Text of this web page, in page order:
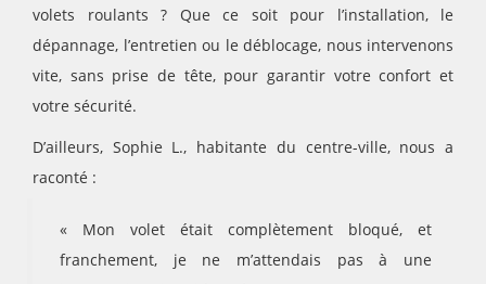
volets roulants ? Que ce soit pour l’installation, le
dépannage, l’entretien ou le déblocage, nous intervenons
vite, sans prise de tête, pour garantir votre confort et
votre sécurité.
D’ailleurs, Sophie L., habitante du centre-ville, nous a
raconté :
« Mon volet était complètement bloqué, et
franchement, je ne m’attendais pas à une